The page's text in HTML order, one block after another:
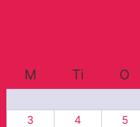
M
Ti O
3
4 5